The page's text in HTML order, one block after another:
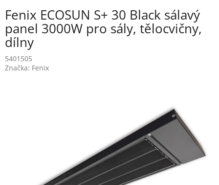
Fenix ECOSUN S+ 30 Black sálavý
panel 3000W pro sály, tělocvičny,
dílny
5401505
Značka: Fenix